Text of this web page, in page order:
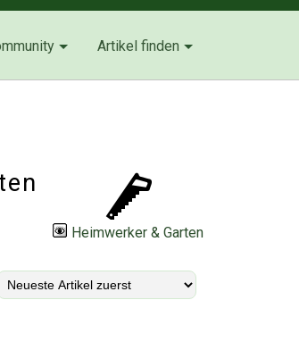
Artikel finden
Heimwerker & Garten